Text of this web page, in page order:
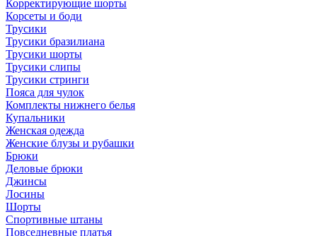
Корректирующие шорты
Корсеты и боди
Трусики
Трусики бразилиана
Трусики шорты
Трусики слипы
Трусики стринги
Пояса для чулок
Комплекты нижнего белья
Купальники
Женская одежда
Женские блузы и рубашки
Брюки
Деловые брюки
Джинсы
Лосины
Шорты
Спортивные штаны
Повседневные платья